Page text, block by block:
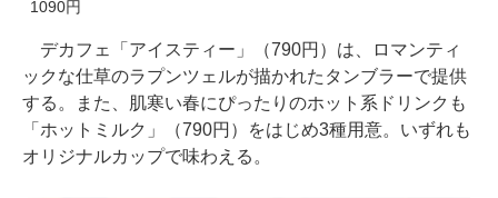
1090円
デカフェ「アイスティー」（790円）は、ロマンティ
ックな仕草のラプンツェルが描かれたタンブラーで提供
する。また、肌寒い春にぴったりのホット系ドリンクも
「ホットミルク」（790円）をはじめ3種用意。いずれも
オリジナルカップで味わえる。